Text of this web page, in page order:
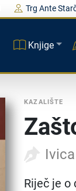
Trg Ante
Knjige
KAZALIŠTE
Riječ je